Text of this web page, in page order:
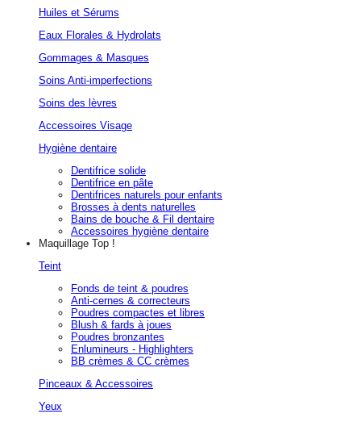
Huiles et Sérums
Eaux Florales & Hydrolats
Gommages & Masques
Soins Anti-imperfections
Soins des lèvres
Accessoires Visage
Hygiène dentaire
Dentifrice solide
Dentifrice en pâte
Dentifrices naturels pour enfants
Brosses à dents naturelles
Bains de bouche & Fil dentaire
Accessoires hygiène dentaire
Maquillage Top !
Teint
Fonds de teint & poudres
Anti-cernes & correcteurs
Poudres compactes et libres
Blush & fards à joues
Poudres bronzantes
Enlumineurs - Highlighters
BB crèmes & CC crèmes
Pinceaux & Accessoires
Yeux